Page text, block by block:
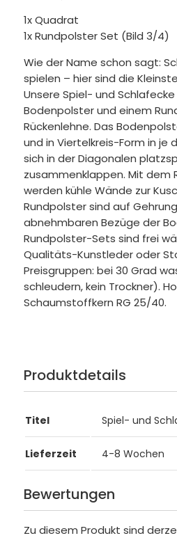
1x Quadrat
1x Rundpolster Set (Bild 3/4)
Wie der Name schon sagt:
spielen – hier sind die
Unsere Spiel- und
Bodenpolster und einem
Rückenlehne. Das
und in Viertelkreis-Form in je
sich in der Diagonalen
zusammenklappen. Mit dem
werden kühle Wände zur
Rundpolster sind auf
abnehmbaren Bezüge der
Rundpolster-Sets sind frei
Qualitäts-Kunstleder oder
Preisgruppen: bei 30 Grad
schleudern, kein Trockner).
Schaumstoffkern RG 25/40.
Produktdetails
Titel Spiel- und
Lieferzeit 4-8 Wochen
Bewertungen
Zu diesem Produkt sind